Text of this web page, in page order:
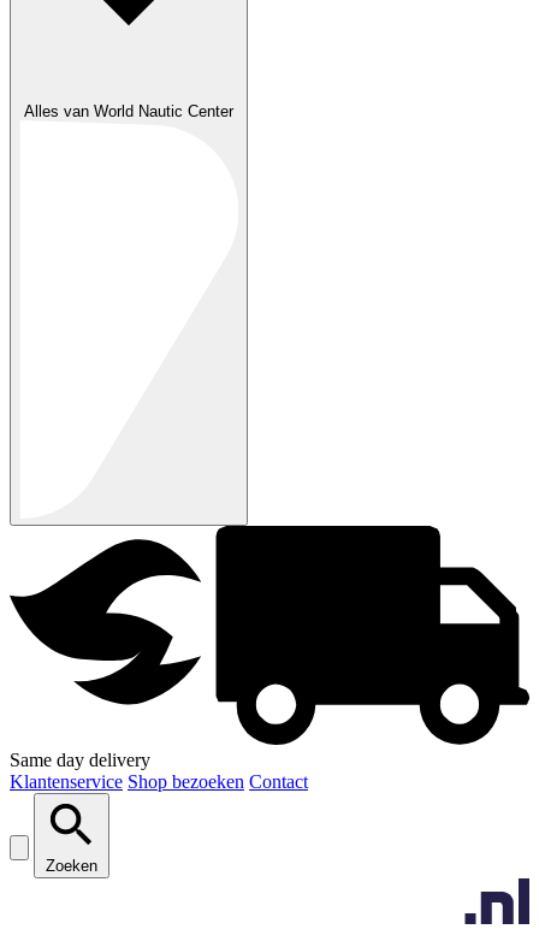
Alles van World Nautic Center
Same day delivery
Klantenservice Shop bezoeken Contact
Zoeken